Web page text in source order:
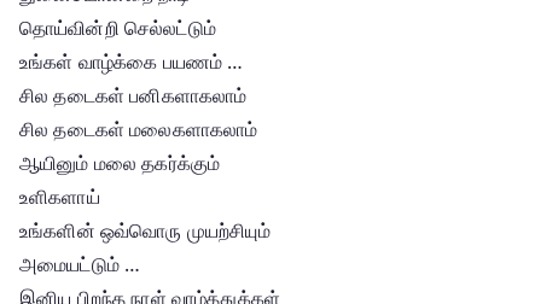
தொய்வின்றி செல்லட்டும்
உங்கள் வாழ்க்கை பயணம் …
சில தடைகள் பனிகளாகலாம்
சில தடைகள் மலைகளாகலாம்
ஆயினும் மலை தகர்க்கும்
உளிகளாய்
உங்களின் ஒவ்வொரு முயற்சியும்
அமையட்டும் …
இனிய பிறந்த நாள் வாழ்த்துக்கள்